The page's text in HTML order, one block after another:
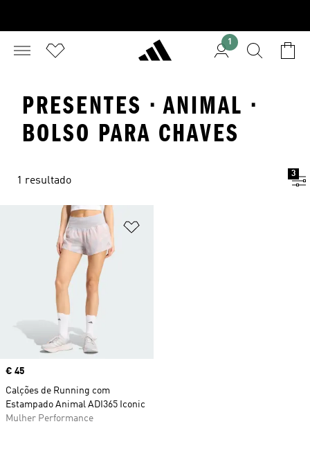
1
PRESENTES · ANIMAL ·
BOLSO PARA CHAVES
1 resultado
3
Price
€ 45
Calções de Running com
Estampado Animal ADI365 Iconic
Mulher Performance